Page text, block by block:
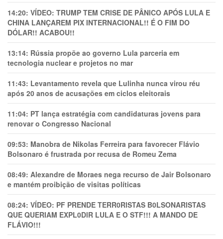
14:20: VÍDEO: TRUMP TEM CRlSE DE PÂNlCO APÓS LULA E
CHINA LANÇAREM PIX INTERNACIONAL!! É O FIM DO
DÓLAR!! ACABOU!!
13:14: Rússia propõe ao governo Lula parceria em
tecnologia nuclear e projetos no mar
11:43: Levantamento revela que Lulinha nunca virou réu
após 20 anos de acusações em ciclos eleitorais
11:04: PT lança estratégia com candidaturas jovens para
renovar o Congresso Nacional
09:53: Manobra de Nikolas Ferreira para favorecer Flávio
Bolsonaro é frustrada por recusa de Romeu Zema
08:49: Alexandre de Moraes nega recurso de Jair Bolsonaro
e mantém proibição de visitas políticas
08:24: VÍDEO: PF PRENDE TERR0RlSTAS B0LSONARlSTAS
QUE QUERIAM EXPL0DlR LULA E O STF!!! A MANDO DE
FLÁVIO!!!